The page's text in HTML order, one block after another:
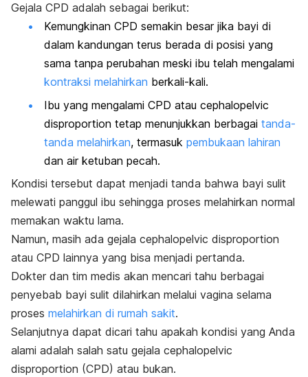
Gejala CPD adalah sebagai berikut:
Kemungkinan CPD semakin besar jika bayi di
dalam kandungan terus berada di posisi yang
sama tanpa perubahan meski ibu telah mengalami
kontraksi melahirkan berkali-kali.
Ibu yang mengalami CPD atau cephalopelvic
disproportion tetap menunjukkan berbagai tanda-
tanda melahirkan, termasuk pembukaan lahiran
dan air ketuban pecah.
Kondisi tersebut dapat menjadi tanda bahwa bayi sulit
melewati panggul ibu sehingga proses melahirkan normal
memakan waktu lama.
Namun, masih ada gejala cephalopelvic disproportion
atau CPD lainnya yang bisa menjadi pertanda.
Dokter dan tim medis akan mencari tahu berbagai
penyebab bayi sulit dilahirkan melalui vagina selama
proses melahirkan di rumah sakit.
Selanjutnya dapat dicari tahu apakah kondisi yang Anda
alami adalah salah satu gejala cephalopelvic
disproportion (CPD) atau bukan.